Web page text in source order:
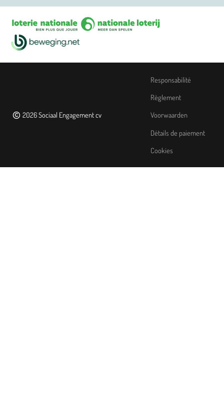
2026 Sociaal Engagement cv
Responsabilité
Règlement
Voorwaarden
Détails de paiement
Cookies